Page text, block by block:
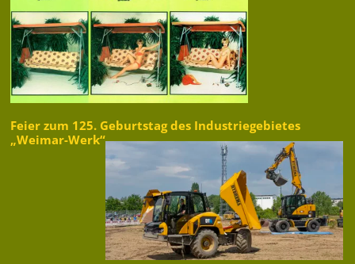
Feier zum 125. Geburtstag des Industriegebietes
„Weimar-Werk“